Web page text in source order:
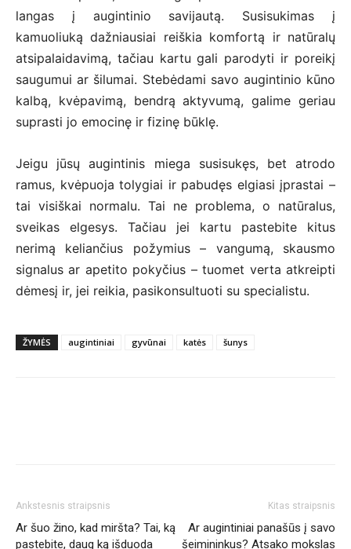
langas į augintinio savijautą. Susisukimas į
kamuoliuką dažniausiai reiškia komfortą ir natūralų
atsipalaidavimą, tačiau kartu gali parodyti ir poreikį
saugumui ar šilumai. Stebėdami savo augintinio kūno
kalbą, kvėpavimą, bendrą aktyvumą, galime geriau
suprasti jo emocinę ir fizinę būklę.
Jeigu jūsų augintinis miega susisukęs, bet atrodo
ramus, kvėpuoja tolygiai ir pabudęs elgiasi įprastai –
tai visiškai normalu. Tai ne problema, o natūralus,
sveikas elgesys. Tačiau jei kartu pastebite kitus
nerimą keliančius požymius – vangumą, skausmo
signalus ar apetito pokyčius – tuomet verta atkreipti
dėmesį ir, jei reikia, pasikonsultuoti su specialistu.
ŽYMĖS augintiniai gyvūnai katės šunys
Ankstesnis straipsnis
Ar šuo žino, kad miršta? Tai, ką
pastebite, daug ką išduoda
Kitas straipsnis
Ar augintiniai panašūs į savo
šeimininkus? Atsako mokslas